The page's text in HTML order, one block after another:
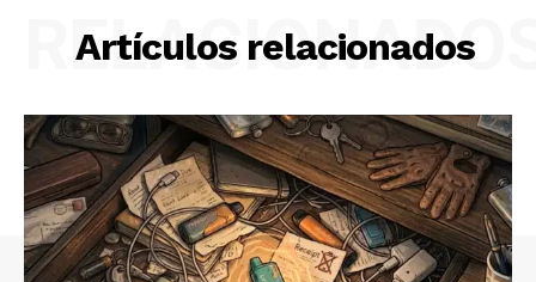
Artículos relacionados